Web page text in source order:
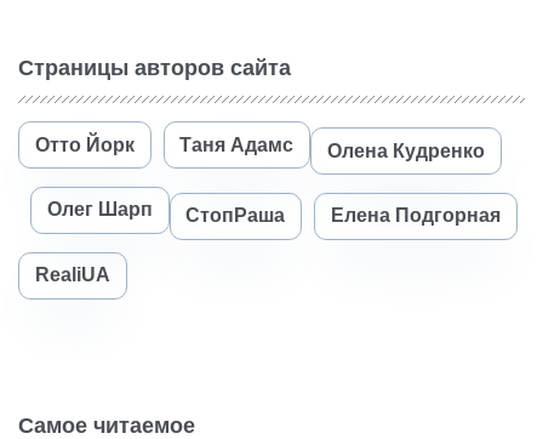
Страницы авторов сайта
Отто Йорк Таня Адамс Олена Кудренко
Олег Шарп СтопРаша Елена Подгорная
RealiUA
Самое читаемое